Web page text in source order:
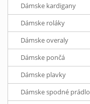
Dámske kardigany
Dámske roláky
Dámske overaly
Dámske pončá
Dámske plavky
Dámske spodné prádlo